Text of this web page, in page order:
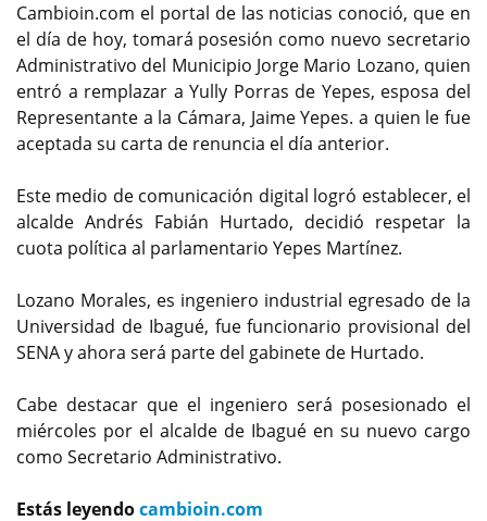
Cambioin.com el portal de las noticias conoció, que en
el día de hoy, tomará posesión como nuevo secretario
Administrativo del Municipio Jorge Mario Lozano, quien
entró a remplazar a Yully Porras de Yepes, esposa del
Representante a la Cámara, Jaime Yepes. a quien le fue
aceptada su carta de renuncia el día anterior.
Este medio de comunicación digital logró establecer, el
alcalde Andrés Fabián Hurtado, decidió respetar la
cuota política al parlamentario Yepes Martínez.
Lozano Morales, es ingeniero industrial egresado de la
Universidad de Ibagué, fue funcionario provisional del
SENA y ahora será parte del gabinete de Hurtado.
Cabe destacar que el ingeniero será posesionado el
miércoles por el alcalde de Ibagué en su nuevo cargo
como Secretario Administrativo.
Estás leyendocambioin.com